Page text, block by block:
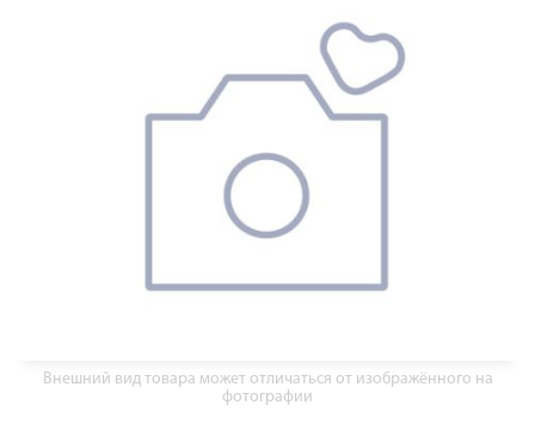
Внешний вид товара может отличаться от изображённого на
фотографии